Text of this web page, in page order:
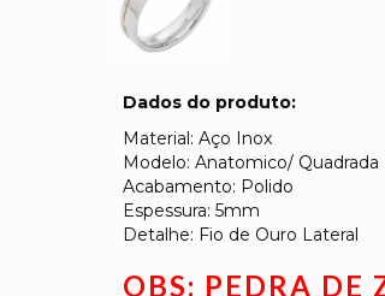
Dados do produto:
Material: Aço Inox
Modelo: Anatomico/ Quadrada
Acabamento: Polido
Espessura: 5mm
Detalhe: Fio de Ouro Lateral
OBS: PEDRA